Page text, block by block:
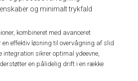
og minimalt trykfald
kombineret med avanceret
en effektiv løsning til overvågning af slid
integration sikrer optimal ydeevne,
en pålidelig drift i en række